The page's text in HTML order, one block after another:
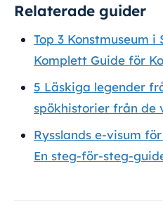
Relaterade guider
Top 3 Konstmuseum i
Komplett Guide för
5 Läskiga legender
spökhistorier från de
Rysslands e-visum
En steg-för-steg-